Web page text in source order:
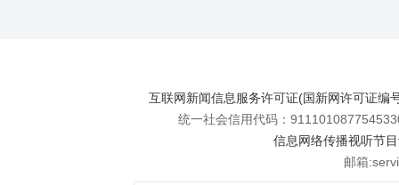
互联网新闻信息服务许可证(国新网许可证编
统一社会信用代码：
信息网络传播视听节
邮箱